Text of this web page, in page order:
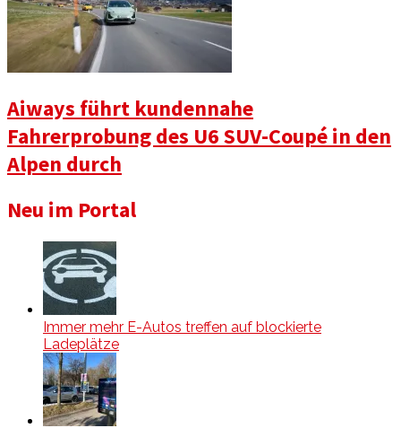
Aiways führt kundennahe
Fahrerprobung des U6 SUV-Coupé in den
Alpen durch
Neu im Portal
Immer mehr E-Autos treffen auf blockierte
Ladeplätze